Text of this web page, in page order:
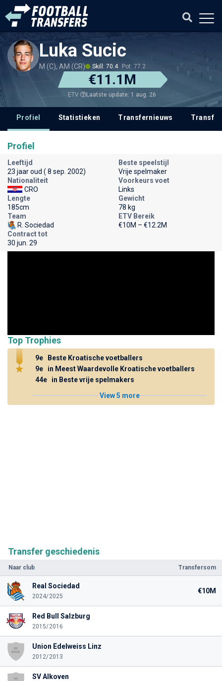
Luka Sucic
M (C), AM (CR) Skill: 70.4 Pot: 77.2
€11.1M
ETV Laatste update: 1 aug. 26
Profiel Statistieken Transfernieuws
Transfer geschiedenis
Naar club Transfersom
Real Sociedad
2024/2025
€10M
Red Bull Salzburg
2015/2016
Union Edelweiss Linz
2012/2013
SV Alkoven
Profiel
Leeftijd
23 jaar oud ( 8 sep. 2002)
Beste speelstijl
Vrije spelmaker
Nationaliteit
CRO
Voorkeurs voet
Links
Lengte
185cm
Gewicht
78 kg
Team
R. Sociedad
ETV Bereik
€10M – €12.2M
Contract tot
30 jun. 29
Top Trophies
9e
Beste Kroatische voetballers
9e
in Meest Waardevolle Kroatische voetballers
44e
in Beste vrije spelmakers
View 5 more